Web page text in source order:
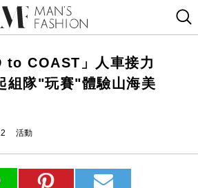
to COAST」人車接力
組隊"玩賽"體驗山海美
活動